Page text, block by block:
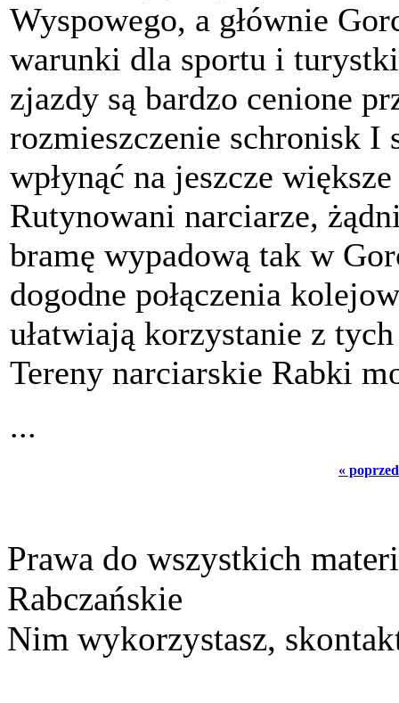
Wyspowego, a głównie
warunki dla sportu i
zjazdy są bardzo cenione
rozmieszczenie schronisk
wpłynąć na jeszcze
Rutynowani narciarze,
bramę wypadową tak w
dogodne połączenia
ułatwiają korzystanie z
Tereny narciarskie Rabki
...
«
Prawa do wszystkich
Rabczańskie
Nim wykorzystasz,